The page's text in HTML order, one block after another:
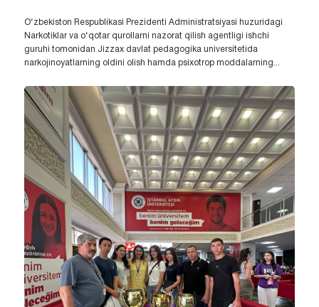
O‘zbekiston Respublikasi Prezidenti Administratsiyasi huzuridagi
Narkotiklar va o‘qotar qurollarni nazorat qilish agentligi ishchi
guruhi tomonidan Jizzax davlat pedagogika universitetida
narkojinoyatlarning oldini olish hamda psixotrop moddalarning...